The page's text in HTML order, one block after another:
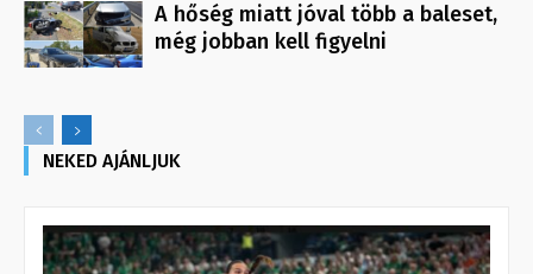
A hőség miatt jóval több a baleset,
még jobban kell figyelni
NEKED AJÁNLJUK